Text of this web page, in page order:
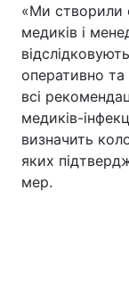
«Ми створили
медиків і
оперативно та
всі
медиків-
визначить
яких
мер.